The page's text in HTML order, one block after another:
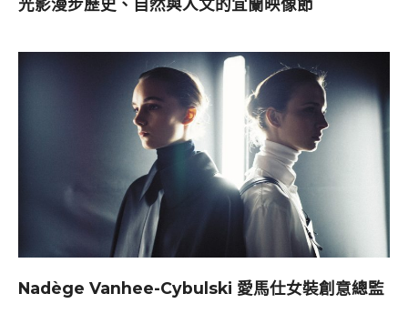
Nadège Vanhee-Cybulski 愛馬仕女裝創意總監